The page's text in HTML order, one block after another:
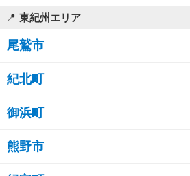
東紀州エリア
尾鷲市
紀北町
御浜町
熊野市